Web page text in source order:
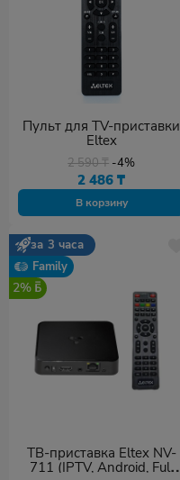
Пульт для TV-приставки
Eltex
2 590₸ -4%
2 486₸
В корзину
за 3 часа
Family
2%
ТВ-приставка Eltex NV-
711 (IPTV, Android, Full